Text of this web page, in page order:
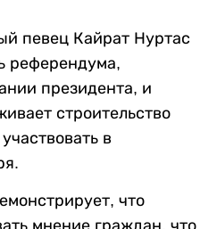
певец Кайрат Нуртас
референдума,
президента, и
строительство
в
что
мнение граждан, что